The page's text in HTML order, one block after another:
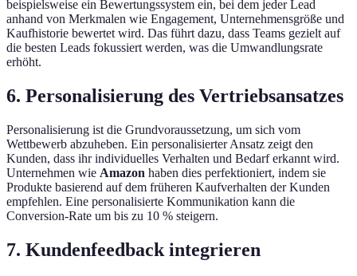
beispielsweise ein Bewertungssystem ein, bei dem jeder Lead
anhand von Merkmalen wie Engagement, Unternehmensgröße und
Kaufhistorie bewertet wird. Das führt dazu, dass Teams gezielt auf
die besten Leads fokussiert werden, was die Umwandlungsrate
erhöht.
6. Personalisierung des Vertriebsansatzes
Personalisierung ist die Grundvoraussetzung, um sich vom
Wettbewerb abzuheben. Ein personalisierter Ansatz zeigt den
Kunden, dass ihr individuelles Verhalten und Bedarf erkannt wird.
Unternehmen wie Amazon haben dies perfektioniert, indem sie
Produkte basierend auf dem früheren Kaufverhalten der Kunden
empfehlen. Eine personalisierte Kommunikation kann die
Conversion-Rate um bis zu 10 % steigern.
7. Kundenfeedback integrieren